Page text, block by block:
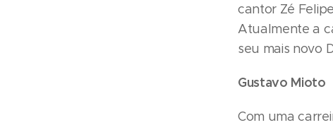
cantor Zé
Atualmente a
seu mais novo
Gustavo Mioto
Com uma